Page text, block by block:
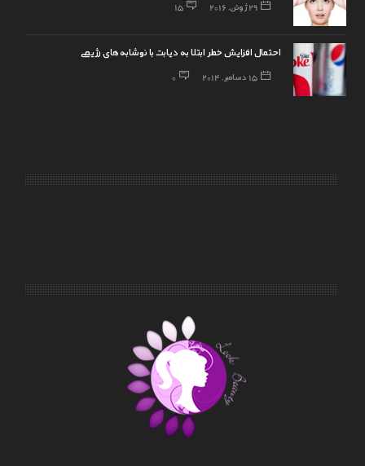
29 ژوئن, 2016 15
احتمال افزایش خطر ابتلا به دیابت با نوشابه‌های رژیمی
15 دسامبر, 2014 0